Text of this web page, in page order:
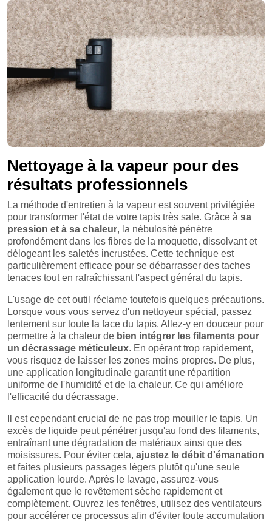
Nettoyage à la vapeur pour des
résultats professionnels
La méthode d'entretien à la vapeur est souvent privilégiée
pour transformer l'état de votre tapis très sale. Grâce à sa
pression et à sa chaleur, la nébulosité pénètre
profondément dans les fibres de la moquette, dissolvant et
délogeant les saletés incrustées. Cette technique est
particulièrement efficace pour se débarrasser des taches
tenaces tout en rafraîchissant l'aspect général du tapis.
L'usage de cet outil réclame toutefois quelques précautions.
Lorsque vous vous servez d'un nettoyeur spécial, passez
lentement sur toute la face du tapis. Allez-y en douceur pour
permettre à la chaleur de bien intégrer les filaments pour
un décrassage méticuleux. En opérant trop rapidement,
vous risquez de laisser les zones moins propres. De plus,
une application longitudinale garantit une répartition
uniforme de l'humidité et de la chaleur. Ce qui améliore
l'efficacité du décrassage.
Il est cependant crucial de ne pas trop mouiller le tapis. Un
excès de liquide peut pénétrer jusqu'au fond des filaments,
entraînant une dégradation de matériaux ainsi que des
moisissures. Pour éviter cela, ajustez le débit d'émanation
et faites plusieurs passages légers plutôt qu'une seule
application lourde. Après le lavage, assurez-vous
également que le revêtement sèche rapidement et
complètement. Ouvrez les fenêtres, utilisez des ventilateurs
pour accélérer ce processus afin d'éviter toute accumulation